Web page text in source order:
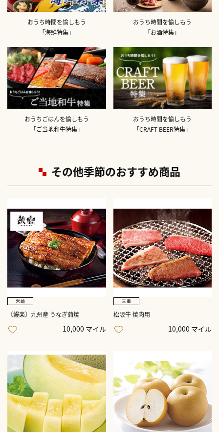
おうち時間を愉しもう
「海鮮特集」
おうち時間を愉しもう
「お酒特集」
おうちごはんを愉しもう
「ご当地和牛特集」
おうち時間を愉しもう
「CRAFT BEER特集」
その他季節のおすすめ商品
〔鰻楽〕九州産 うなぎ蒲焼
10,000 マイル
松阪牛 焼肉用
10,000 マイル